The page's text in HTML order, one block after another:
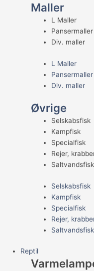
Maller
L Maller
Pansermaller
Div. maller
L Maller
Pansermaller
Div. maller
Øvrige
Selskabsfisk
Kampfisk
Specialfisk
Rejer,
Saltvandsfisk
Selskabsfisk
Kampfisk
Specialfisk
Rejer,
Saltvandsfisk
Reptil